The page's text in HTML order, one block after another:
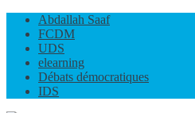
Abdallah Saaf
FCDM
UDS
elearning
Débats démocratiques
IDS